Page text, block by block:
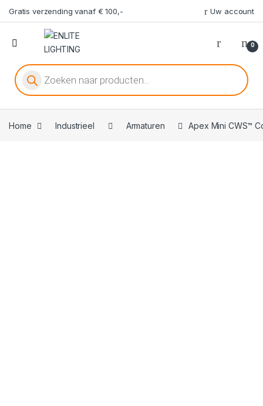
Gratis verzending vanaf € 100,- Uw account
0
Producten zoeken
Home Industrieel Armaturen Apex Mini CWS™